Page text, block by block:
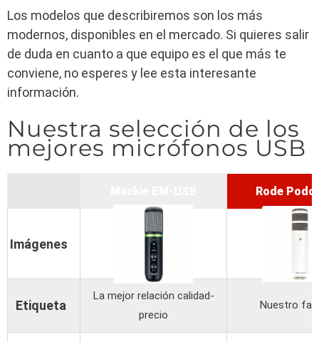
Los modelos que describiremos son los más
modernos, disponibles en el mercado. Si quieres salir
de duda en cuanto a que equipo es el que más te
conviene, no esperes y lee esta interesante
información.
Nuestra selección de los
mejores micrófonos USB
Rode
Imágenes
Etiqueta
La mejor relación calidad-
precio
Nuestro